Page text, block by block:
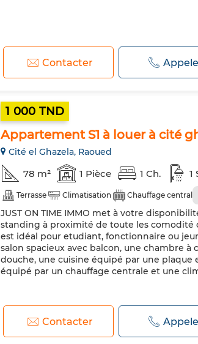
Contacter
1 000 TND
Appartement S1 à louer à cité
Cité el Ghazela, Raoued
78 m² 1 Pièce 1 Ch. 1
Terrasse Climatisation Chauffage central
JUST ON TIME IMMO met à votre
standing à proximité de toute les comodité
est idéal pour etudiant, fonctionnaire ou
salon spacieux avec balcon, une chambre à
douche, une cuisine équipé par une plaque
équipé par un chauffage centrale et une
Contacter